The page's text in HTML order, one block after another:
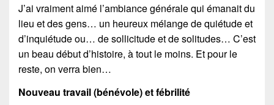
J’ai vraiment aimé l’ambiance générale qui émanait du
lieu et des gens… un heureux mélange de quiétude et
d’inquiétude ou… de sollicitude et de solitudes… C’est
un beau début d’histoire, à tout le moins. Et pour le
reste, on verra bien…
Nouveau travail (bénévole) et fébrilité